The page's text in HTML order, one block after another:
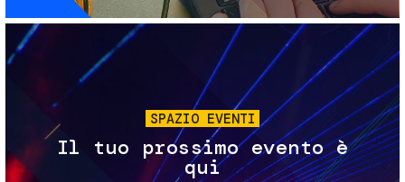
Immagine
SPAZIO EVENTI
Il tuo prossimo evento è
qui